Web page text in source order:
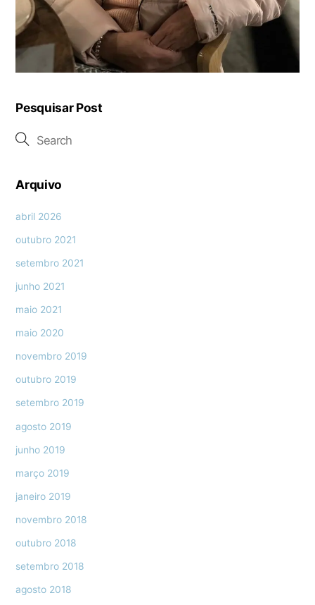
Pesquisar Post
Arquivo
abril 2026
outubro 2021
setembro 2021
junho 2021
maio 2021
maio 2020
novembro 2019
outubro 2019
setembro 2019
agosto 2019
junho 2019
março 2019
janeiro 2019
novembro 2018
outubro 2018
setembro 2018
agosto 2018